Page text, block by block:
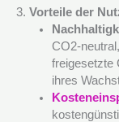
3. Vorteile der
CO2-
freigesetzte
ihres